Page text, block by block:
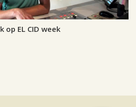
op EL CID week